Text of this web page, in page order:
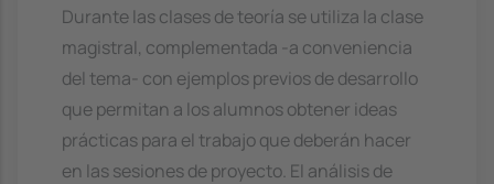
Durante las clases de teoría se utiliza la clase
magistral, complementada -a conveniencia
del tema- con ejemplos previos de desarrollo
que permitan a los alumnos obtener ideas
prácticas para el trabajo que deberán hacer
en las sesiones de proyecto. El análisis de